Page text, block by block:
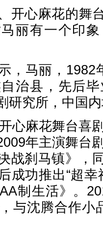
心麻花的舞
丽有一个印
马丽，1982
治县，先后
研究所，中国
麻花舞台喜剧
年主演舞台
战刹马镇》，
成功推出“超
制生活》。
与沈腾合作小